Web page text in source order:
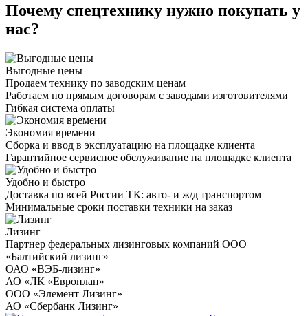
Почему спецтехнику нужно покупать у
нас?
Выгодные цены
Продаем технику по заводским ценам
Работаем по прямым договорам с заводами изготовителями
Гибкая система оплаты
Экономия времени
Сборка и ввод в эксплуатацию на площадке клиента
Гарантийное сервисное обслуживание на площадке клиента
Удобно и быстро
Доставка по всей России ТК: авто- и ж/д транспортом
Минимальные сроки поставки техники на заказ
Лизинг
Партнер федеральных лизинговых компаний ООО
«Балтийский лизинг»
ОАО «ВЭБ-лизинг»
АО «ЛК «Европлан»
ООО «Элемент Лизинг»
АО «Сбербанк Лизинг»